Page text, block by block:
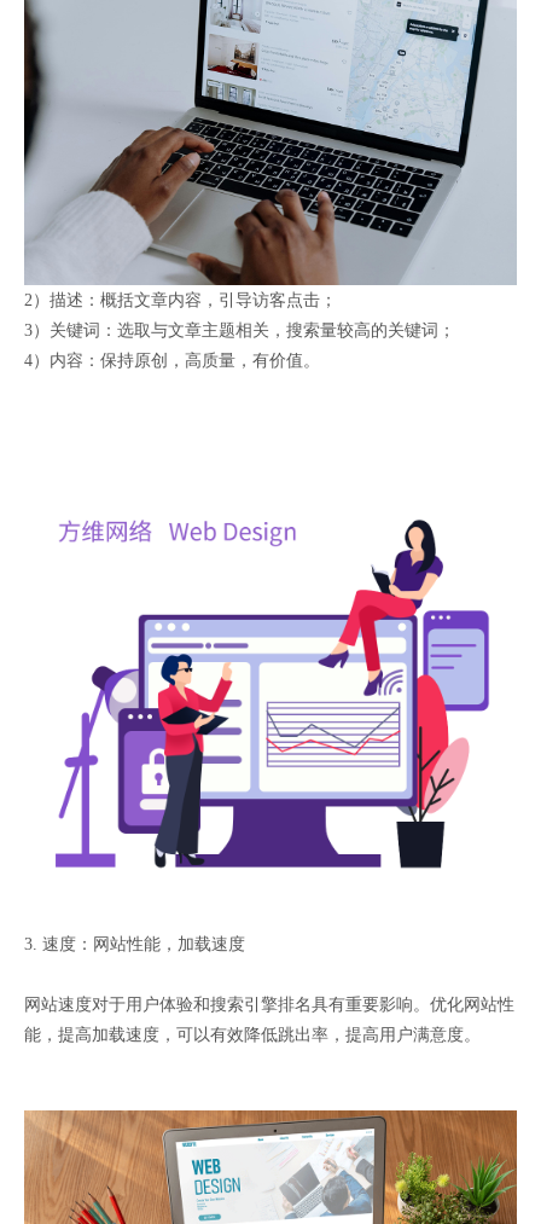
2）描述：概括文章内容，引导访客点击；
3）关键词：选取与文章主题相关，搜索量较高的关键词；
4）内容：保持原创，高质量，有价值。
3. 速度：网站性能，加载速度
网站速度对于用户体验和搜索引擎排名具有重要影响。优化网站性
能，提高加载速度，可以有效降低跳出率，提高用户满意度。